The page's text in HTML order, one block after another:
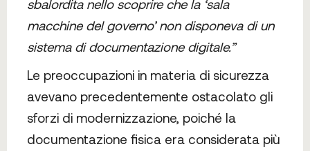
sbalordita nello scoprire che la ‘sala
macchine del governo’ non disponeva di un
sistema di documentazione digitale.”
Le preoccupazioni in materia di sicurezza
avevano precedentemente ostacolato gli
sforzi di modernizzazione, poiché la
documentazione fisica era considerata più